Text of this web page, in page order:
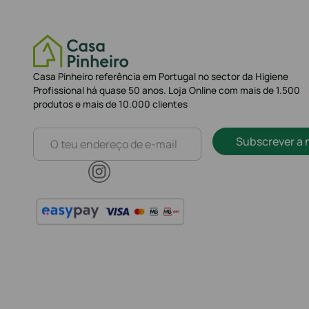
Casa Pinheiro referência em Portugal no sector da Higiene
Profissional há quase 50 anos. Loja Online com mais de 1.500
produtos e mais de 10.000 clientes
Subscrever a